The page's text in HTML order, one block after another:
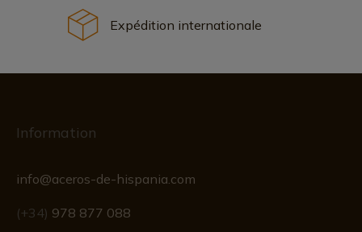
Expédition internationale
Information
info@aceros-de-hispania.com
(+34) 978 877 088